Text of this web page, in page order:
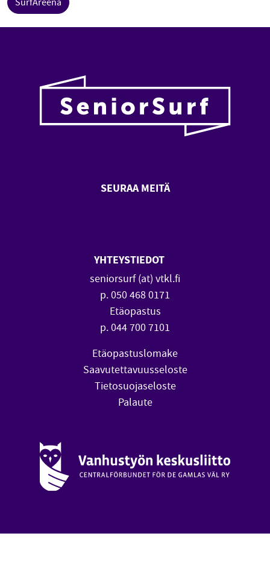
SurfAreena
SEURAA MEITÄ
YHTEYSTIEDOT
seniorsurf (at) vtkl.fi
p. 050 468 0171
Etäopastus
p. 044 700 7101
Etäopastuslomake
Saavutettavuusseloste
Tietosuojaseloste
Palaute